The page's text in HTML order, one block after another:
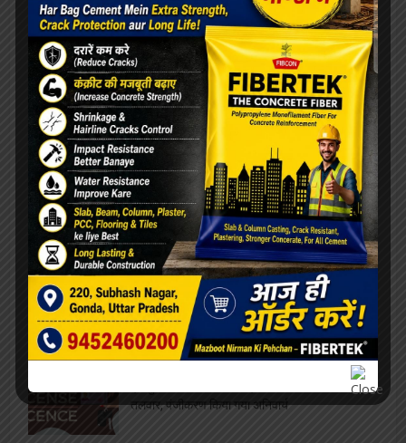
बेरोजगारों को निशुल्क मिलेगा दोना पत्तल और पॉपकॉर्न
मशीन, ये है आवेदन की अंतिम तिथि
जनपद न्यायालय स्थित दुकानों की होगी नीलामी, ये है
नियम और शर्ते
छोटे व्यवसाईयों के लिए मुसीबत बनी एल पी जी किल्लत,
व्यापार मण्डल ने उठाई आवाज
कैंटीन नीलामी की तिथि हुई घोषित, थोपी गईं भारी भरकम
शर्ते
बीएसएनएल का करोड़ों का बकाया चुकाने को पैसे नहीं
लेकिन इस सरकार ने विधायकों की सेलरी बढ़ा दी तीन
गुना
तलवार, पंजीकरण किया गया अनिवार्य